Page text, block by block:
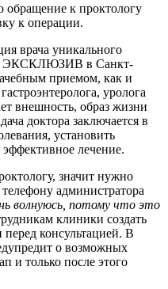
к проктологу
к операции.
врача уникального
ЭКСКЛЮЗИВ в Санкт-
приемом, как и
уролога
внешность, образ жизни
доктора заключается в
установить
лечение.
значит нужно
администратора
волнуюсь, потому что это
клиники создать
консультацией. В
о возможных
и только после этого